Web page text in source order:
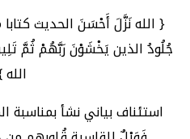
{ الله نَزَّلَ أَحْسَنَ الحديث
جُلُودُ الذين يَخْشَوْنَ رَبَّهُمْ ثُمَّ
استئناف بياني نشأ